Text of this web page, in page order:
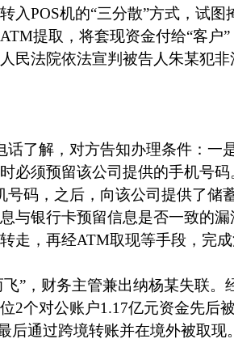
入POS机的“三分散”方式，试
ATM提取，将套现资金付给“客户
民法院依法宣判被告人朱某犯
了解，对方告知办理条件：一
必须预留该公司提供的手机号
码，之后，向该公司提供了储
与银行卡预留信息是否一致的
走，再经ATM取现等手段，完成
”，财务主管兼出纳杨某失联
2个对公账户1.17亿元资金先后
后通过跨境转账并在境外被取